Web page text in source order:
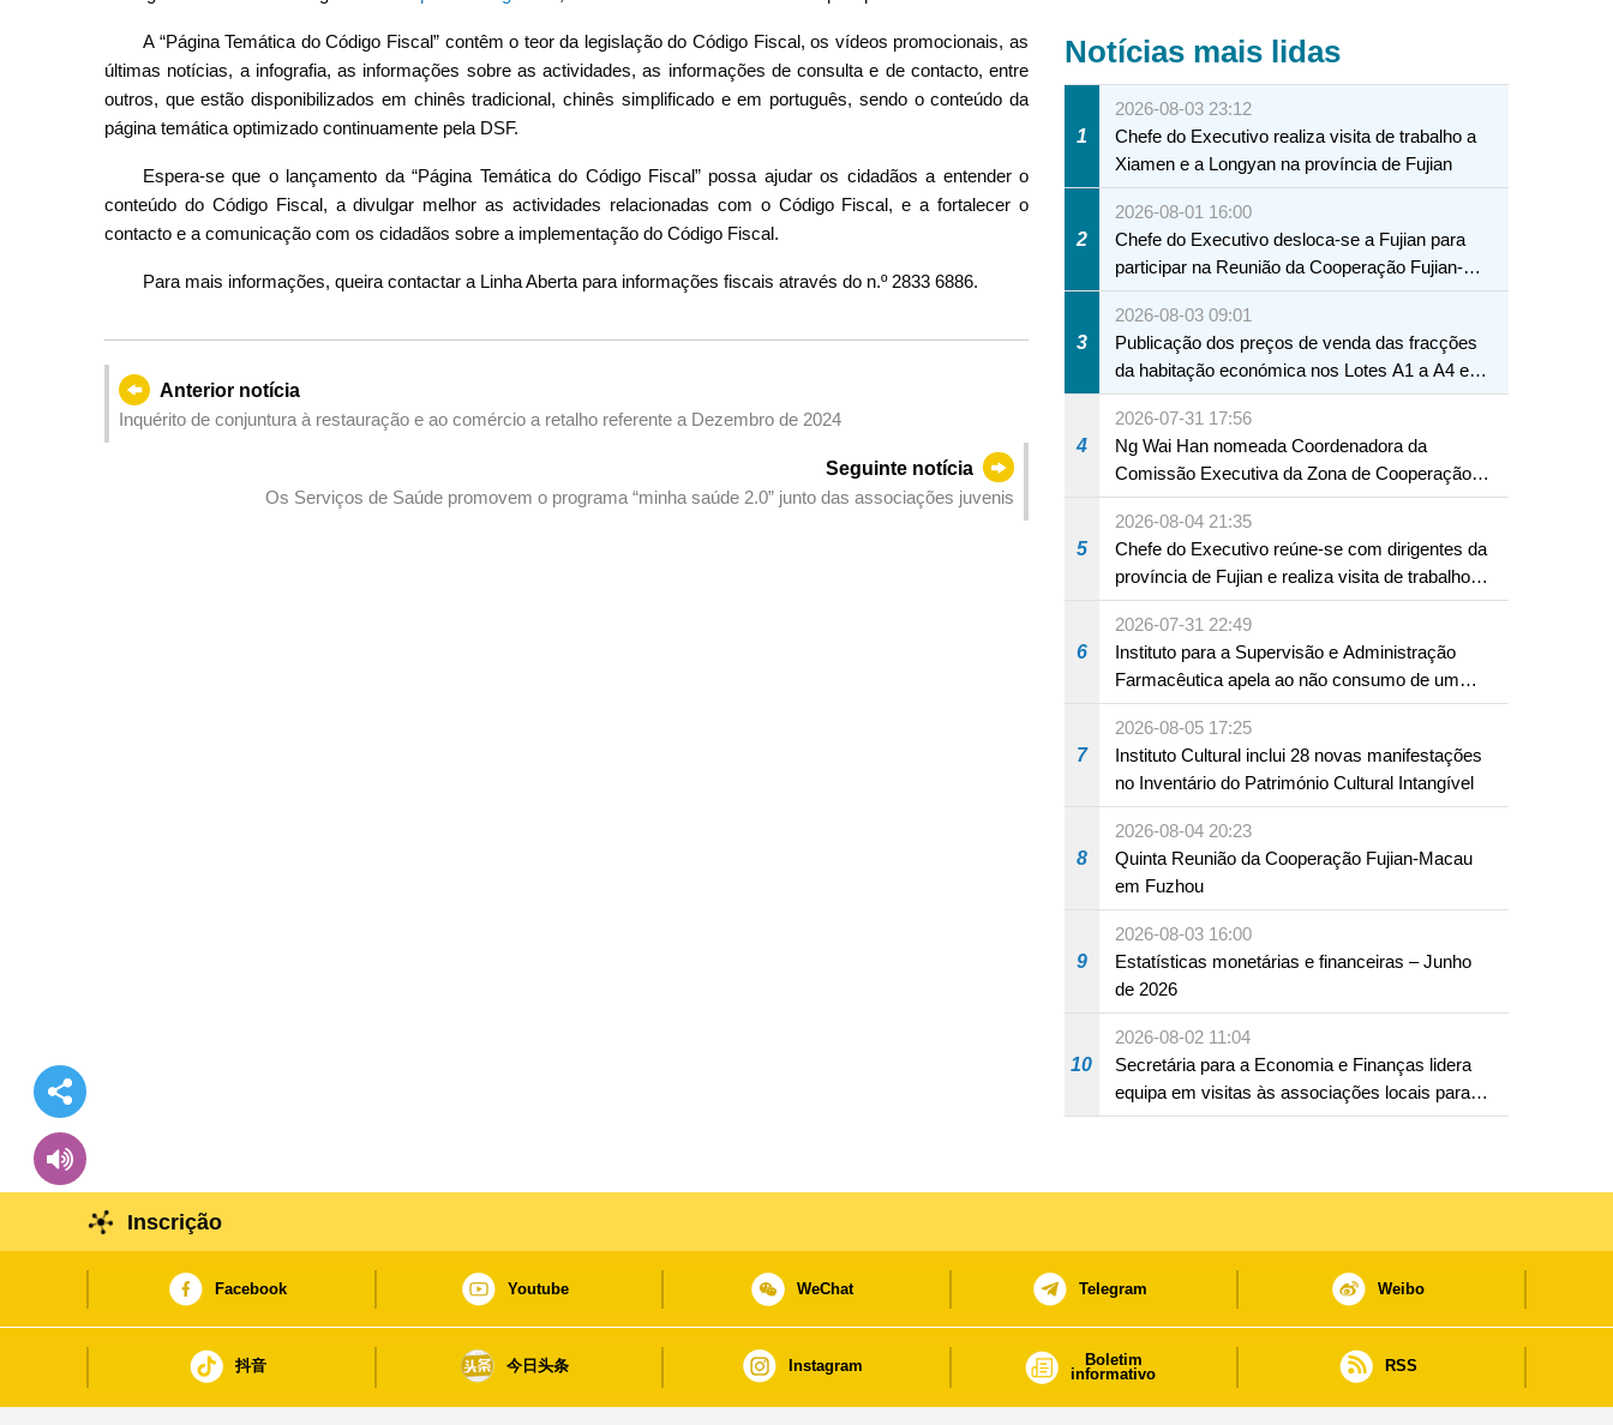
A “Página Temática do Código Fiscal” contêm o teor da legislação do Código Fiscal, os vídeos promocionais, as
últimas notícias, a infografia, as informações sobre as actividades, as informações de consulta e de contacto, entre
outros, que estão disponibilizados em chinês tradicional, chinês simplificado e em português, sendo o conteúdo da
página temática optimizado continuamente pela DSF.
Espera-se que o lançamento da “Página Temática do Código Fiscal” possa ajudar os cidadãos a entender o
conteúdo do Código Fiscal, a divulgar melhor as actividades relacionadas com o Código Fiscal, e a fortalecer o
contacto e a comunicação com os cidadãos sobre a implementação do Código Fiscal.
Para mais informações, queira contactar a Linha Aberta para informações fiscais através do n.º 2833 6886.
Anterior notícia
Inquérito de conjuntura à restauração e ao comércio a retalho referente a Dezembro de 2024
Seguinte notícia
Os Serviços de Saúde promovem o programa “minha saúde 2.0” junto das associações juvenis
Notícias mais lidas
1
2026-08-03 23:12
Chefe do Executivo realiza visita de trabalho a
Xiamen e a Longyan na província de Fujian
2
2026-08-01 16:00
Chefe do Executivo desloca-se a Fujian para
participar na Reunião da Cooperação Fujian-
Macau
3
2026-08-03 09:01
Publicação dos preços de venda das fracções
da habitação económica nos Lotes A1 a A4 e
A12 da Zona A dos Novos Aterros
4
2026-07-31 17:56
Ng Wai Han nomeada Coordenadora da
Comissão Executiva da Zona de Cooperação
Aprofundada entre Guangdong e Macau em
Hengqin
5
2026-08-04 21:35
Chefe do Executivo reúne-se com dirigentes da
província de Fujian e realiza visita de trabalho
em Fuzhou
6
2026-07-31 22:49
Instituto para a Supervisão e Administração
Farmacêutica apela ao não consumo de um
produto com substâncias medicamentosas
ocidentais
7
2026-08-05 17:25
Instituto Cultural inclui 28 novas manifestações
no Inventário do Património Cultural Intangível
8
2026-08-04 20:23
Quinta Reunião da Cooperação Fujian-Macau
em Fuzhou
9
2026-08-03 16:00
Estatísticas monetárias e financeiras – Junho
de 2026
10
2026-08-02 11:04
Secretária para a Economia e Finanças lidera
equipa em visitas às associações locais para
consolidar consensos e promover os trabalhos
Inscrição
Facebook Youtube WeChat Telegram Weibo
抖音 今日头条 Instagram
Boletim
informativo
RSS